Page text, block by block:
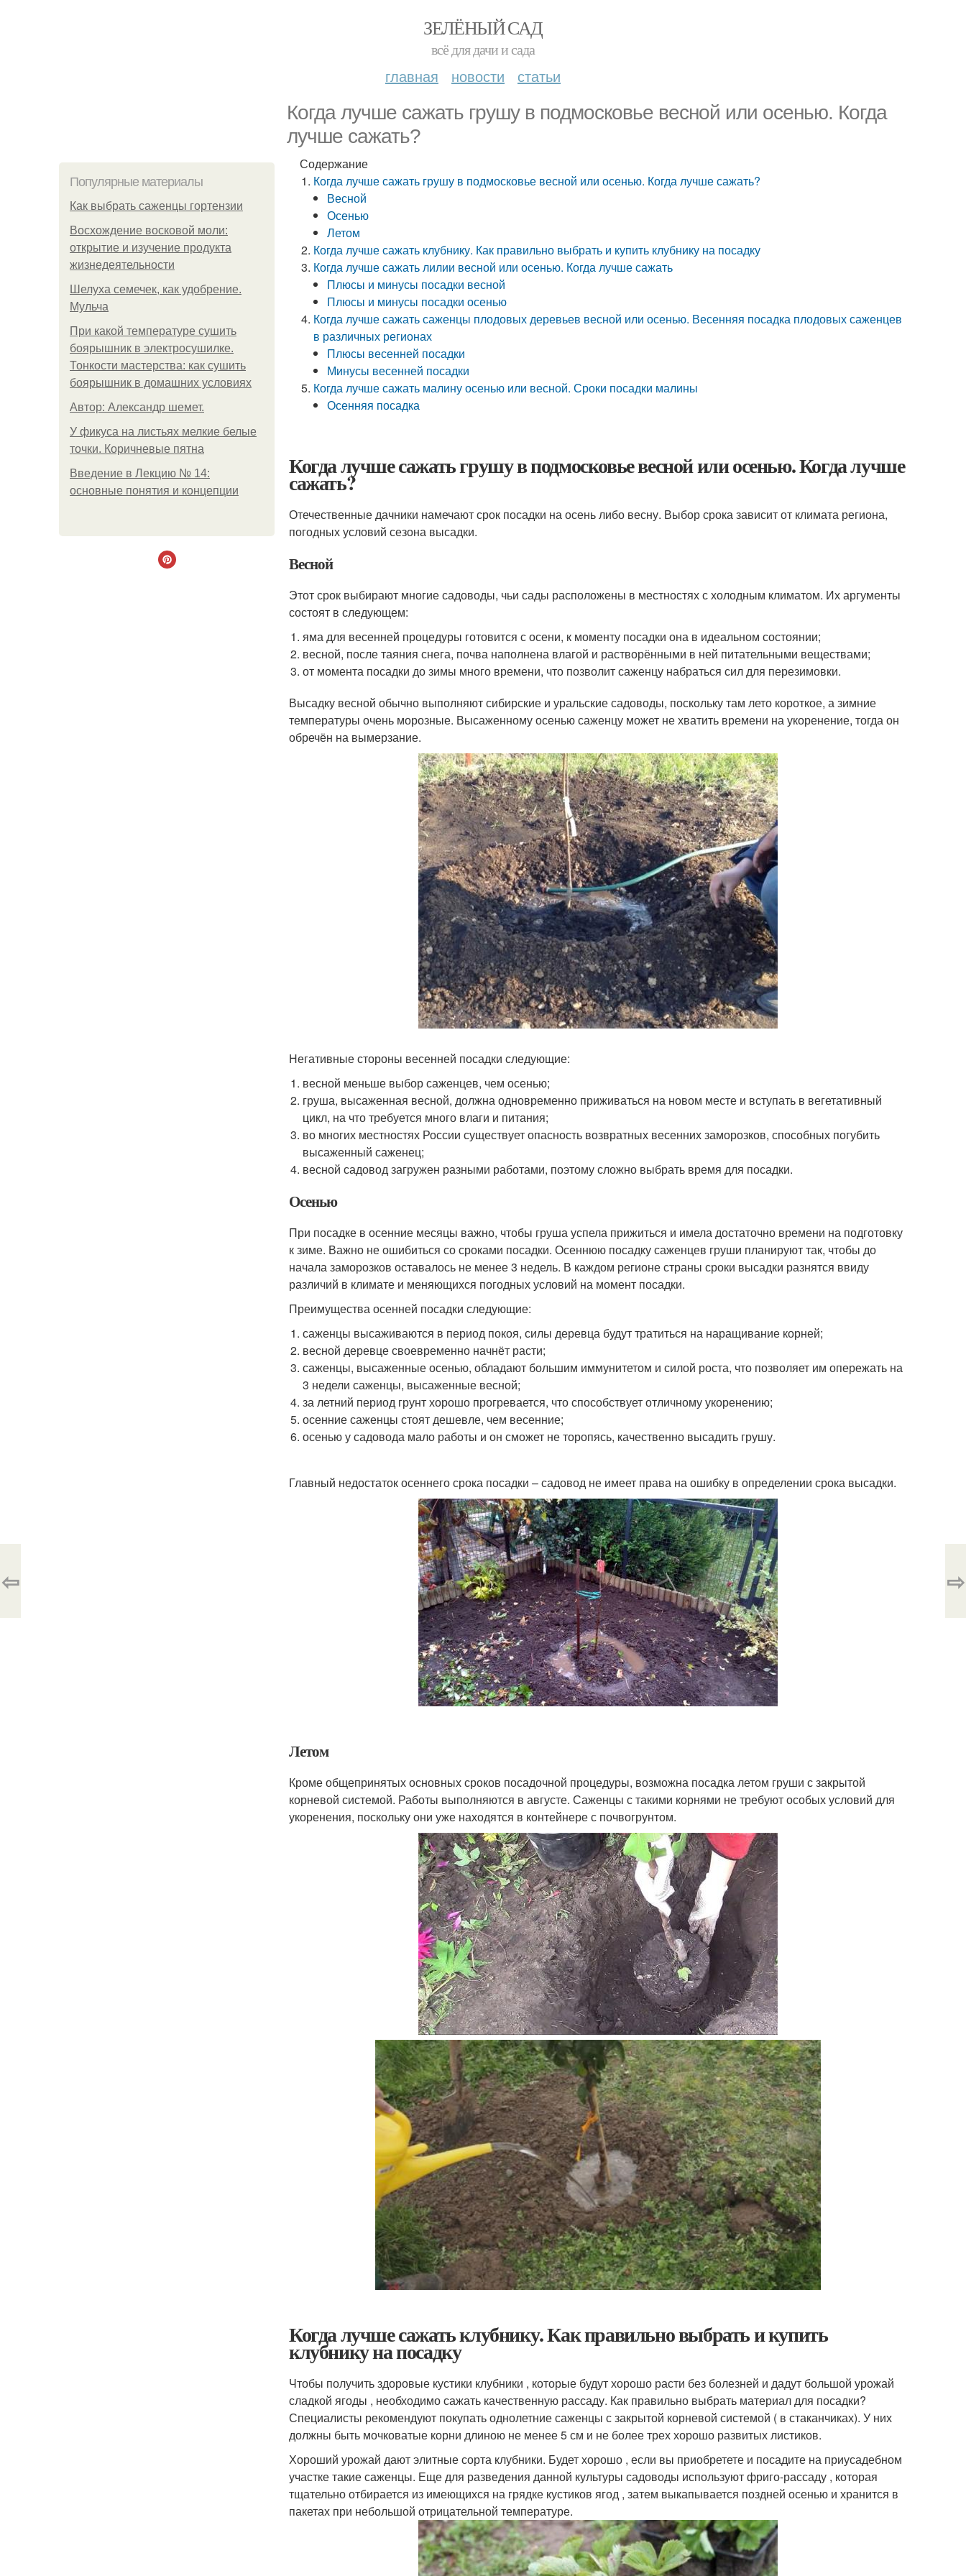
ЗЕЛЁНЫЙ САД
всё для дачи и сада
главная новости статьи
Когда лучше сажать грушу в подмосковье весной или осенью. Когда
лучше сажать?
Популярные материалы
Как выбрать саженцы гортензии
Восхождение восковой моли:
открытие и изучение продукта
жизнедеятельности
Шелуха семечек, как удобрение.
Мульча
При какой температуре сушить
боярышник в электросушилке.
Тонкости мастерства: как сушить
боярышник в домашних условиях
Автор: Александр шемет.
У фикуса на листьях мелкие белые
точки. Коричневые пятна
Введение в Лекцию № 14:
основные понятия и концепции
Содержание
Когда лучше сажать грушу в подмосковье весной или осенью. Когда лучше сажать?
Весной
Осенью
Летом
Когда лучше сажать клубнику. Как правильно выбрать и купить клубнику на посадку
Когда лучше сажать лилии весной или осенью. Когда лучше сажать
Плюсы и минусы посадки весной
Плюсы и минусы посадки осенью
Когда лучше сажать саженцы плодовых деревьев весной или осенью. Весенняя посадка плодовых саженцев
в различных регионах
Плюсы весенней посадки
Минусы весенней посадки
Когда лучше сажать малину осенью или весной. Сроки посадки малины
Осенняя посадка
Когда лучше сажать грушу в подмосковье весной или осенью. Когда лучше
сажать?
Отечественные дачники намечают срок посадки на осень либо весну. Выбор срока зависит от климата региона,
погодных условий сезона высадки.
Весной
Этот срок выбирают многие садоводы, чьи сады расположены в местностях с холодным климатом. Их аргументы
состоят в следующем:
яма для весенней процедуры готовится с осени, к моменту посадки она в идеальном состоянии;
весной, после таяния снега, почва наполнена влагой и растворёнными в ней питательными веществами;
от момента посадки до зимы много времени, что позволит саженцу набраться сил для перезимовки.
Высадку весной обычно выполняют сибирские и уральские садоводы, поскольку там лето короткое, а зимние
температуры очень морозные. Высаженному осенью саженцу может не хватить времени на укоренение, тогда он
обречён на вымерзание.
Негативные стороны весенней посадки следующие:
весной меньше выбор саженцев, чем осенью;
груша, высаженная весной, должна одновременно приживаться на новом месте и вступать в вегетативный
цикл, на что требуется много влаги и питания;
во многих местностях России существует опасность возвратных весенних заморозков, способных погубить
высаженный саженец;
весной садовод загружен разными работами, поэтому сложно выбрать время для посадки.
Осенью
При посадке в осенние месяцы важно, чтобы груша успела прижиться и имела достаточно времени на подготовку
к зиме. Важно не ошибиться со сроками посадки. Осеннюю посадку саженцев груши планируют так, чтобы до
начала заморозков оставалось не менее 3 недель. В каждом регионе страны сроки высадки разнятся ввиду
различий в климате и меняющихся погодных условий на момент посадки.
Преимущества осенней посадки следующие:
саженцы высаживаются в период покоя, силы деревца будут тратиться на наращивание корней;
весной деревце своевременно начнёт расти;
саженцы, высаженные осенью, обладают большим иммунитетом и силой роста, что позволяет им опережать на
3 недели саженцы, высаженные весной;
за летний период грунт хорошо прогревается, что способствует отличному укоренению;
осенние саженцы стоят дешевле, чем весенние;
осенью у садовода мало работы и он сможет не торопясь, качественно высадить грушу.
Главный недостаток осеннего срока посадки – садовод не имеет права на ошибку в определении срока высадки.
Летом
Кроме общепринятых основных сроков посадочной процедуры, возможна посадка летом груши с закрытой
корневой системой. Работы выполняются в августе. Саженцы с такими корнями не требуют особых условий для
укоренения, поскольку они уже находятся в контейнере с почвогрунтом.
Когда лучше сажать клубнику. Как правильно выбрать и купить
клубнику на посадку
Чтобы получить здоровые кустики клубники , которые будут хорошо расти без болезней и дадут большой урожай
сладкой ягоды , необходимо сажать качественную рассаду. Как правильно выбрать материал для посадки?
Специалисты рекомендуют покупать однолетние саженцы с закрытой корневой системой ( в стаканчиках). У них
должны быть мочковатые корни длиною не менее 5 см и не более трех хорошо развитых листиков.
Хороший урожай дают элитные сорта клубники. Будет хорошо , если вы приобретете и посадите на приусадебном
участке такие саженцы. Еще для разведения данной культуры садоводы используют фриго-рассаду , которая
тщательно отбирается из имеющихся на грядке кустиков ягод , затем выкапывается поздней осенью и хранится в
пакетах при небольшой отрицательной температуре.
⇦ ⇨